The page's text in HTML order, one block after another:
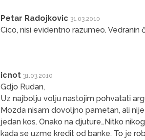
Petar Radojkovic 31.03.2010
Cico, nisi evidentno razumeo. Vedranin
icnot 31.03.2010
Gdjo Rudan,
Uz najbolju volju nastojim pohvatati
Mozda nisam dovoljno pametan, ali
jedan kos. Onako na djuture…Nitko
kada se uzme kredit od banke. To je